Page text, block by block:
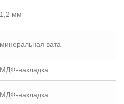
1,2 мм
минеральная вата
МДФ-накладка
МДФ-накладка